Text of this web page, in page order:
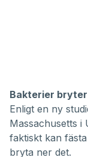
Bakterier
Enligt en ny
Massachusetts i
faktiskt kan
bryta ner det.